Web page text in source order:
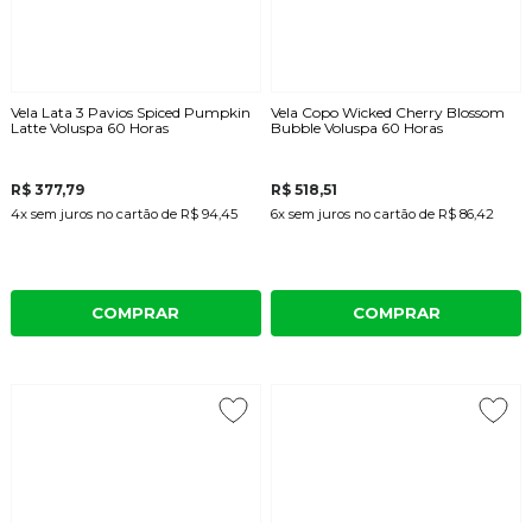
Vela Lata 3 Pavios Spiced Pumpkin
Latte Voluspa 60 Horas
R$ 377,79
4x sem juros no cartãode R$ 94,45
COMPRAR
Vela Copo Wicked Cherry Blossom
Bubble Voluspa 60 Horas
R$ 518,51
6x sem juros no cartão de R$ 86,42
COMPRAR